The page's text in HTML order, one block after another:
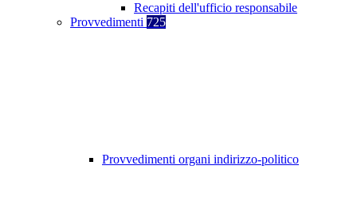
Recapiti dell'ufficio responsabile
Provvedimenti 725
Provvedimenti organi indirizzo-politico